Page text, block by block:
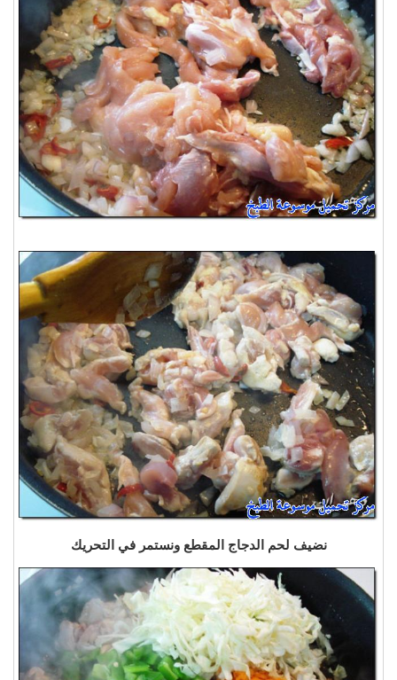
نضيف لحم الدجاج المقطع ونستمر في التحريك